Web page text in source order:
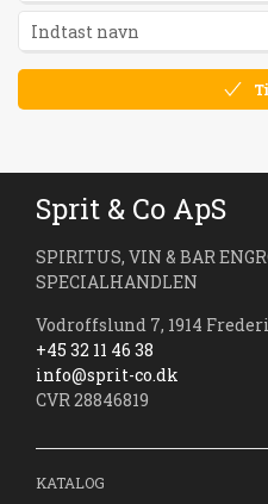
Sprit & Co ApS
SPIRITUS, VIN & BAR
SPECIALHANDLEN
Vodroffslund 7, 1914
+45 32 11 46 38
info@sprit-co.dk
CVR 28846819
KATALOG